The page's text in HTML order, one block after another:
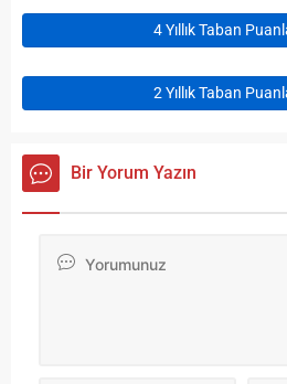
4 Yıllık Taban
2 Yıllık Taban
Bir Yorum Yazın